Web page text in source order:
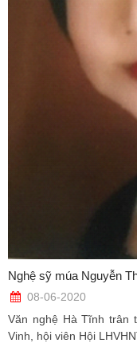
Nghệ sỹ múa Nguyễn
08-06-2020
Văn nghệ Hà Tĩnh trân
Vinh, hội viên Hội